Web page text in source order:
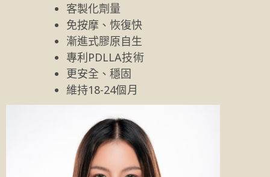
客製化劑量
免按摩、恢復快
漸進式膠原自生
專利PDLLA技術
更安全、穩固
維持18-24個月